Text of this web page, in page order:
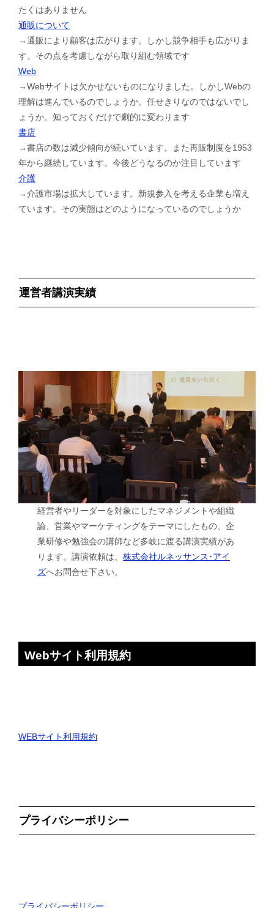
たくはありません
通販について
→通販により顧客は広がります。しかし競争相手も広がりま
す。その点を考慮しながら取り組む領域です
Web
→Webサイトは欠かせないものになりました。しかしWebの
理解は進んでいるのでしょうか。任せきりなのではないでし
ょうか。知っておくだけで劇的に変わります
書店
→書店の数は減少傾向が続いています。また再販制度を1953
年から継続しています。今後どうなるのか注目しています
介護
→介護市場は拡大しています。新規参入を考える企業も増え
ています。その実態はどのようになっているのでしょうか
運営者講演実績
経営者やリーダーを対象にしたマネジメントや組織
論、営業やマーケティングをテーマにしたもの、企
業研修や勉強会の講師など多岐に渡る講演実績があ
ります。講演依頼は、株式会社ルネッサンス･アイ
ズへお問合せ下さい。
Webサイト利用規約
WEBサイト利用規約
プライバシーポリシー